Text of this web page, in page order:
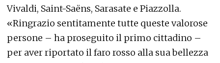
Vivaldi, Saint-Saëns, Sarasate e Piazzolla.
«Ringrazio sentitamente tutte queste valorose
persone – ha proseguito il primo cittadino –
per aver riportato il faro rosso alla sua bellezza